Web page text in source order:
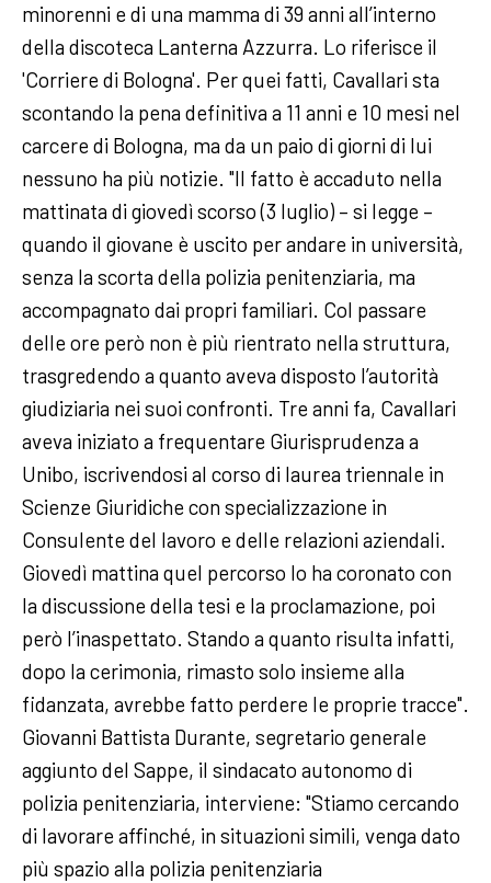
minorenni e di una mamma di 39 anni all’interno
della discoteca Lanterna Azzurra. Lo riferisce il
'Corriere di Bologna'. Per quei fatti, Cavallari sta
scontando la pena definitiva a 11 anni e 10 mesi nel
carcere di Bologna, ma da un paio di giorni di lui
nessuno ha più notizie. "Il fatto è accaduto nella
mattinata di giovedì scorso (3 luglio) – si legge –
quando il giovane è uscito per andare in università,
senza la scorta della polizia penitenziaria, ma
accompagnato dai propri familiari. Col passare
delle ore però non è più rientrato nella struttura,
trasgredendo a quanto aveva disposto l’autorità
giudiziaria nei suoi confronti. Tre anni fa, Cavallari
aveva iniziato a frequentare Giurisprudenza a
Unibo, iscrivendosi al corso di laurea triennale in
Scienze Giuridiche con specializzazione in
Consulente del lavoro e delle relazioni aziendali.
Giovedì mattina quel percorso lo ha coronato con
la discussione della tesi e la proclamazione, poi
però l’inaspettato. Stando a quanto risulta infatti,
dopo la cerimonia, rimasto solo insieme alla
fidanzata, avrebbe fatto perdere le proprie tracce".
Giovanni Battista Durante, segretario generale
aggiunto del Sappe, il sindacato autonomo di
polizia penitenziaria, interviene: "Stiamo cercando
di lavorare affinché, in situazioni simili, venga dato
più spazio alla polizia penitenziaria